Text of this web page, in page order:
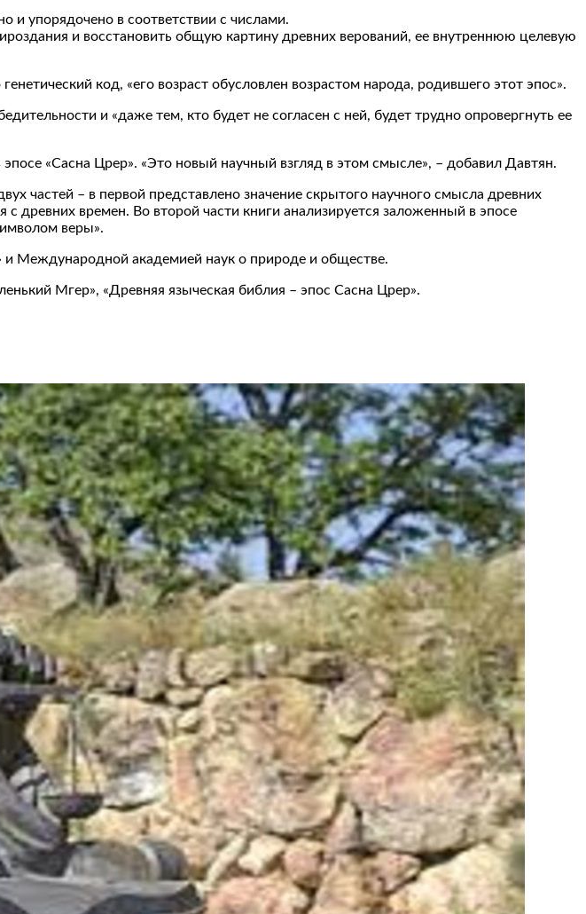
и упорядочено в соответствии с числами.
и восстановить общую картину древних верований, ее внутреннюю целевую
код, «его возраст обусловлен возрастом народа, родившего этот эпос».
и «даже тем, кто будет не согласен с ней, будет трудно опровергнуть ее
«Сасна Црер». «Это новый научный взгляд в этом смысле», – добавил Давтян.
частей – в первой представлено значение скрытого научного смысла древних
древних времен. Во второй части книги анализируется заложенный в эпосе
веры».
и Международной академией наук о природе и обществе.
Мгер», «Древняя языческая библия – эпос Сасна Црер».